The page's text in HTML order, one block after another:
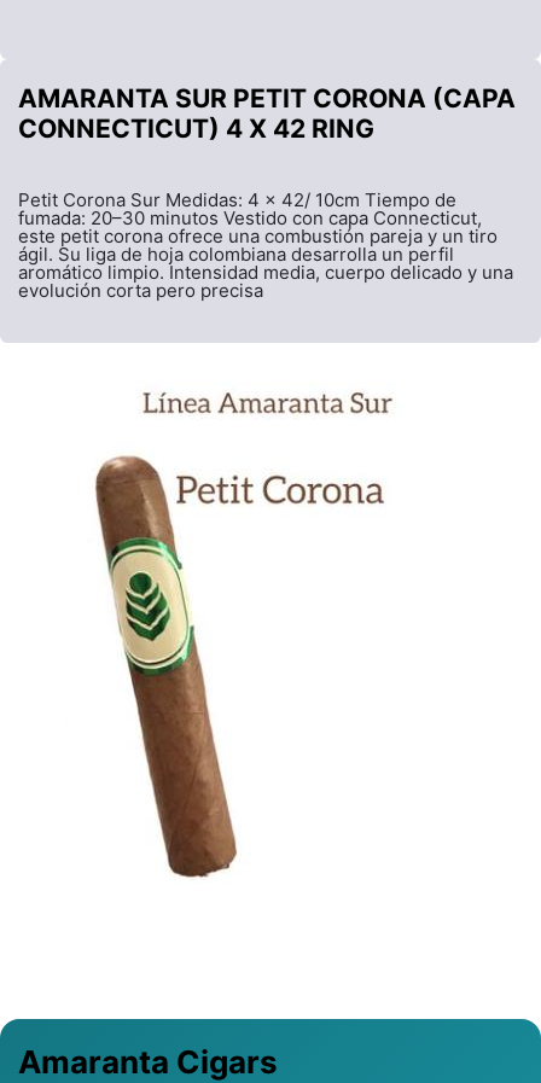
AMARANTA SUR PETIT CORONA (CAPA
CONNECTICUT) 4 X 42 RING
Petit Corona Sur Medidas: 4 x 42/ 10cm Tiempo de
fumada: 20–30 minutos Vestido con capa Connecticut,
este petit corona ofrece una combustión pareja y un tiro
ágil. Su liga de hoja colombiana desarrolla un perfil
aromático limpio. Intensidad media, cuerpo delicado y una
evolución corta pero precisa
Amaranta Cigars